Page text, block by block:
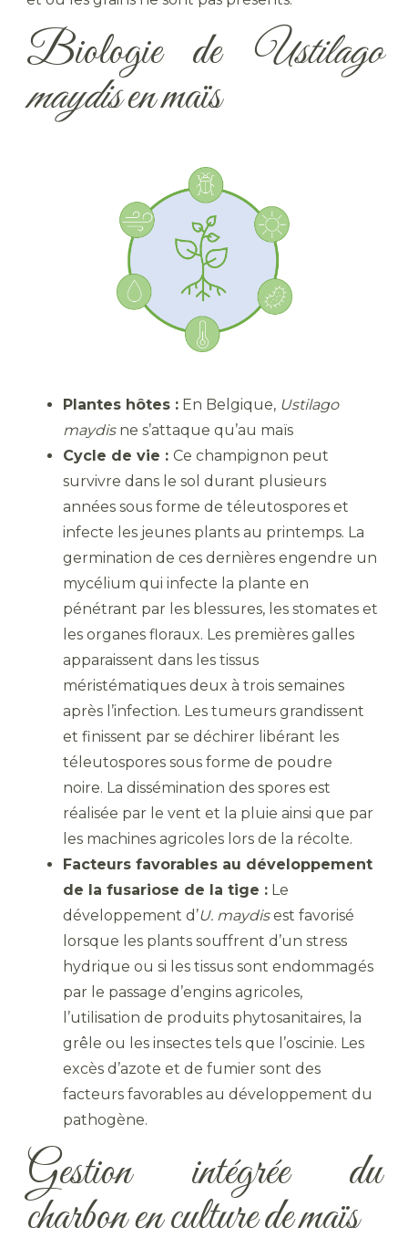
Biologie de Ustilago
maydisen maïs
Plantes hôtes : En Belgique, Ustilago
maydisne s’attaque qu’au maïs
Cycle de vie : Ce champignon peut
survivre dans le sol durant plusieurs
années sous forme de téleutospores et
infecte les jeunes plants au printemps. La
germination de ces dernières engendre un
mycélium qui infecte la plante en
pénétrant par les blessures, les stomates et
les organes floraux. Les premières galles
apparaissent dans les tissus
méristématiques deux à trois semaines
après l’infection. Les tumeurs grandissent
et finissent par se déchirer libérant les
téleutospores sous forme de poudre
noire. La dissémination des spores est
réalisée par le vent et la pluie ainsi que par
les machines agricoles lors de la récolte.
Facteurs favorables au développement
de la fusariose de la tige : Le
développement d’U. maydisest favorisé
lorsque les plants souffrent d’un stress
hydrique ou si les tissus sont endommagés
par le passage d’engins agricoles,
l’utilisation de produits phytosanitaires, la
grêle ou les insectes tels que l’oscinie. Les
excès d’azote et de fumier sont des
facteurs favorables au développement du
pathogène.
Gestion intégrée du
charbon en culture de maïs